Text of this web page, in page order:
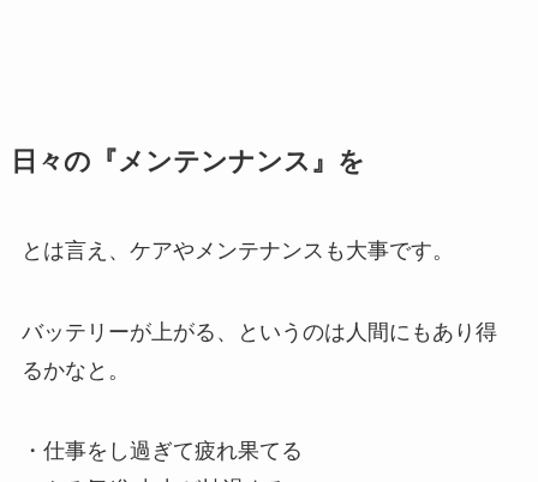
日々の『メンテンナンス』を
とは言え、ケアやメンテナンスも大事です。
バッテリーが上がる、というのは人間にもあり得
るかなと。
・仕事をし過ぎて疲れ果てる